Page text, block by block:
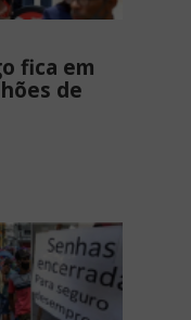
fica em
de